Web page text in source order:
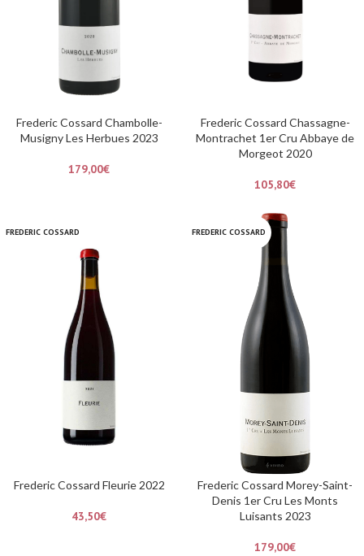
Frederic Cossard Chambolle-
Musigny Les Herbues 2023
179,00€
Frederic Cossard Chassagne-
Montrachet 1er Cru Abbaye de
Morgeot 2020
105,80€
FREDERIC COSSARD
Frederic Cossard Fleurie 2022
43,50€
FREDERIC COSSARD
Frederic Cossard Morey-Saint-
Denis 1er Cru Les Monts
Luisants 2023
179,00€